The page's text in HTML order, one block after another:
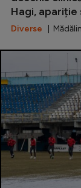
Hagi,
Diverse |